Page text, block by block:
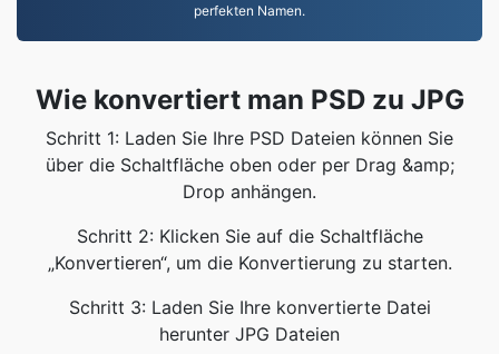
perfekten Namen.
Wie konvertiert man PSD zu JPG
Schritt 1: Laden Sie Ihre PSD Dateien können Sie
über die Schaltfläche oben oder per Drag &amp;
Drop anhängen.
Schritt 2: Klicken Sie auf die Schaltfläche
„Konvertieren“, um die Konvertierung zu starten.
Schritt 3: Laden Sie Ihre konvertierte Datei
herunter JPG Dateien